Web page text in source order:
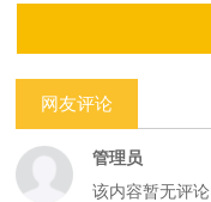
网友评论
管理员
该内容暂无评论